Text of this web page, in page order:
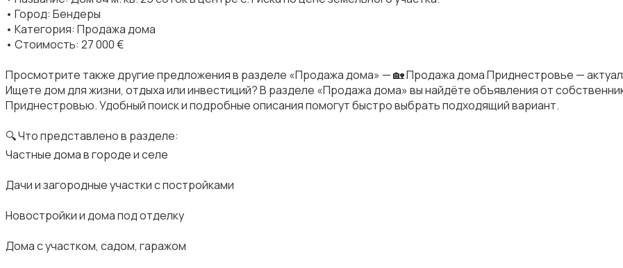
• Город: Бендеры
• Категория: Продажа дома
• Стоимость: 27 000 €
Просмотрите также другие предложения в разделе «Продажа дома» — 🏡 Продажа дома Приднестровье —
Ищете дом для жизни, отдыха или инвестиций? В разделе «Продажа дома» вы найдёте объявления от
Приднестровью. Удобный поиск и подробные описания помогут быстро выбрать подходящий вариант.
🔍 Что представлено в разделе:
Частные дома в городе и селе
Дачи и загородные участки с постройками
Новостройки и дома под отделку
Дома с участком, садом, гаражом